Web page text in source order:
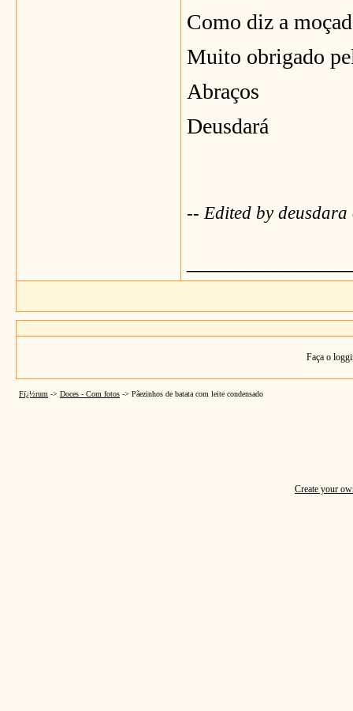
Como diz a
Muito obrigado
Abraços
Deusdará
-- Edited by
Faça o
Fï¿½rum -> Doces - Com fotos -> Pãezinhos de batata com leite condensado
Create your